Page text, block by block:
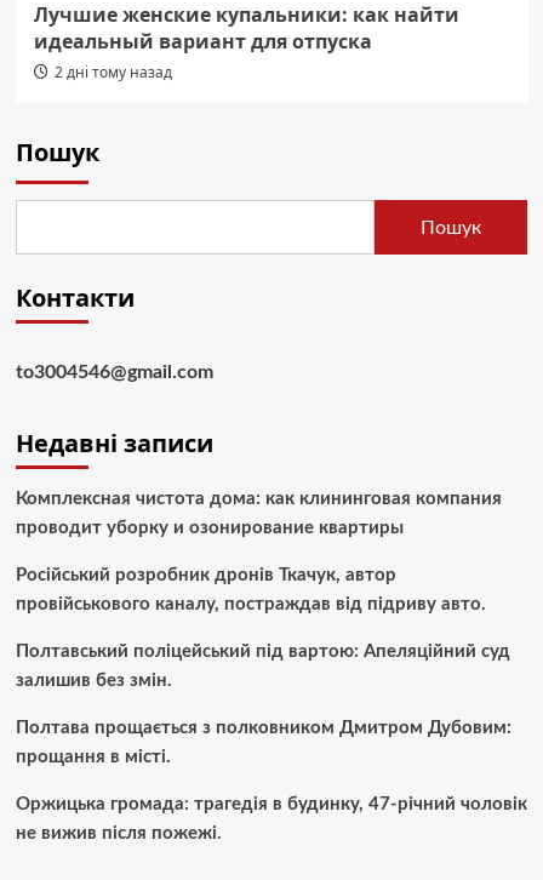
Лучшие женские купальники: как найти
идеальный вариант для отпуска
2 дні тому назад
Пошук
Пошук
Контакти
to3004546@gmail.com
Недавні записи
Комплексная чистота дома: как клининговая компания
проводит уборку и озонирование квартиры
Російський розробник дронів Ткачук, автор
провійськового каналу, постраждав від підриву авто.
Полтавський поліцейський під вартою: Апеляційний суд
залишив без змін.
Полтава прощається з полковником Дмитром Дубовим:
прощання в місті.
Оржицька громада: трагедія в будинку, 47-річний чоловік
не вижив після пожежі.